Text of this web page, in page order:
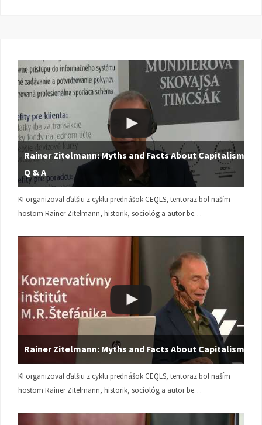
Rainer Zitelmann: Myths and Facts About Capitalism |
Q & A
KI organizoval ďalšiu z cyklu prednášok CEQLS, tentoraz bol naším
hosťom Rainer Zitelmann, historik, sociológ a autor be…
Rainer Zitelmann: Myths and Facts About Capitalism
KI organizoval ďalšiu z cyklu prednášok CEQLS, tentoraz bol naším
hosťom Rainer Zitelmann, historik, sociológ a autor be…